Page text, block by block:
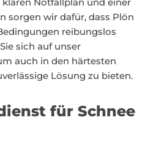
sorgen wir dafür, dass Plön
reibungslos
sich auf unser
auch in den härtesten
Lösung zu bieten.
für Schnee